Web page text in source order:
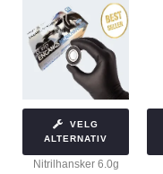
VELG
ALTERNATIV
Nitrilhansker 6.0g